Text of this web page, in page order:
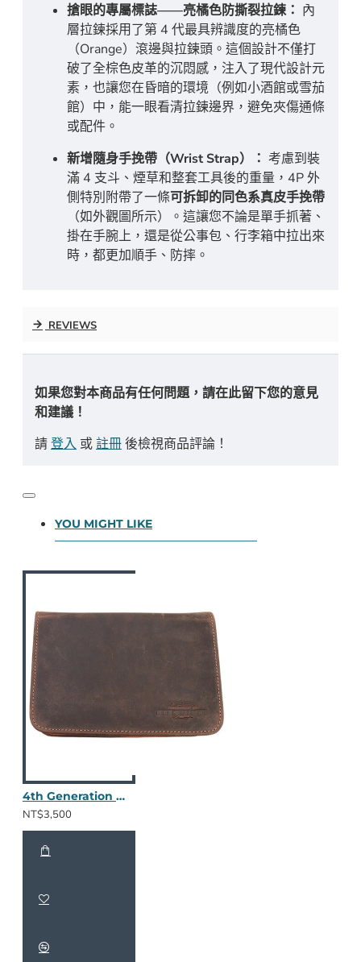
搶眼的專屬標誌——亮橘色防撕裂拉鍊： 內
層拉鍊採用了第 4 代最具辨識度的亮橘色
（Orange）滾邊與拉鍊頭。這個設計不僅打
破了全棕色皮革的沉悶感，注入了現代設計元
素，也讓您在昏暗的環境（例如小酒館或雪茄
館）中，能一眼看清拉鍊邊界，避免夾傷通條
或配件。
新增隨身手挽帶（Wrist Strap）： 考慮到裝
滿 4 支斗、煙草和整套工具後的重量，4P 外
側特別附帶了一條可拆卸的同色系真皮手挽帶
（如外觀圖所示）。這讓您不論是單手抓著、
掛在手腕上，還是從公事包、行李箱中拉出來
時，都更加順手、防摔。
REVIEWS
如果您對本商品有任何問題，請在此留下您的意見
和建議！
請登入 或註冊後檢視商品評論！
YOU MIGHT LIKE
4th Generation 三斗包 (棕色皮革)
NT$3,500